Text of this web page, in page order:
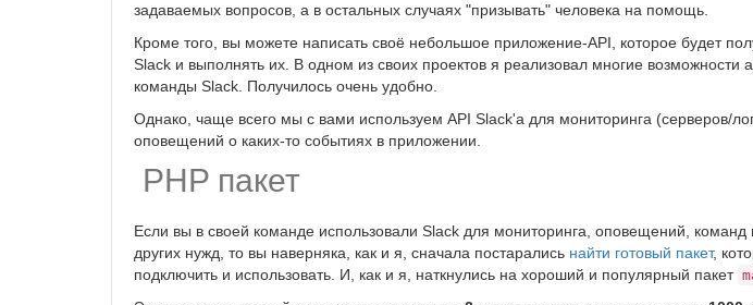
задаваемых вопросов, а в остальных случаях "призывать" человека на помощь.
Кроме того, вы можете написать своё небольшое приложение-API, которое будет
Slack и выполнять их. В одном из своих проектов я реализовал многие возможности
команды Slack. Получилось очень удобно.
Однако, чаще всего мы с вами используем API Slack'а для мониторинга (серверов/
оповещений о каких-то событиях в приложении.
PHP пакет
Если вы в своей команде использовали Slack для мониторинга, оповещений,
других нужд, то вы наверняка, как и я, сначала постарались найти готовый пакет,
подключить и использовать. И, как и я, наткнулись на хороший и популярный пакет